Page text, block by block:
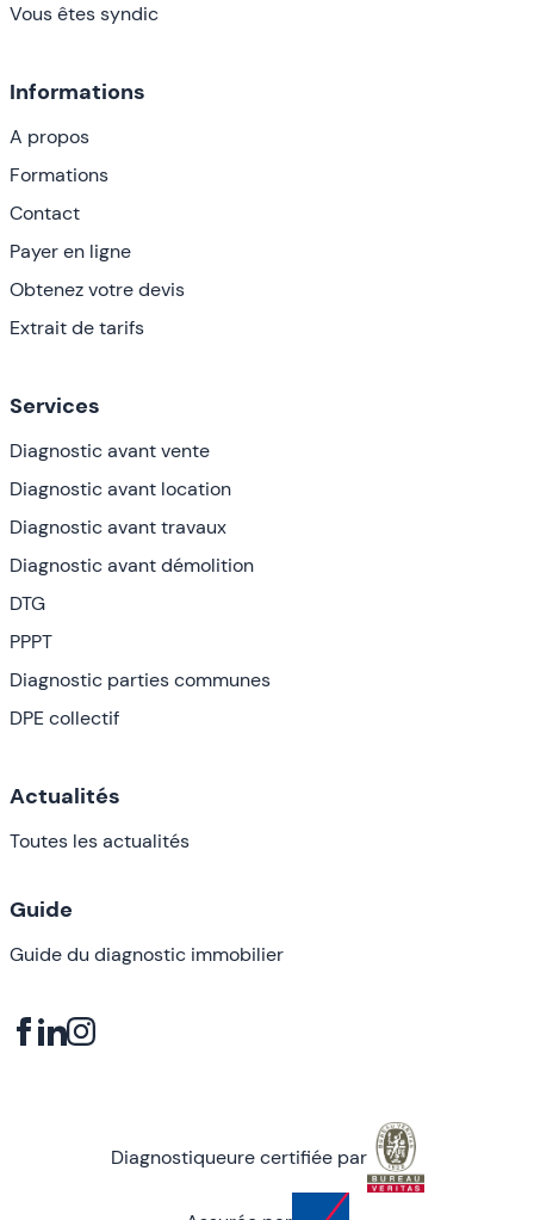
Vous êtes syndic
Informations
A propos
Formations
Contact
Payer en ligne
Obtenez votre devis
Extrait de tarifs
Services
Diagnostic avant vente
Diagnostic avant location
Diagnostic avant travaux
Diagnostic avant démolition
DTG
PPPT
Diagnostic parties communes
DPE collectif
Actualités
Toutes les actualités
Guide
Guide du diagnostic immobilier
Diagnostiqueure certifiée par